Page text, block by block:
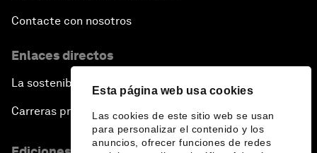
Esta página web usa cookies
Las cookies de este sitio web se usan
para personalizar el contenido y los
anuncios, ofrecer funciones de redes
Contacte con nosotros
Enlaces directos
La sostenibilidad en el Foro
Carreras profesionales